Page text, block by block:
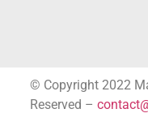
© Copyright 2022
Reserved –